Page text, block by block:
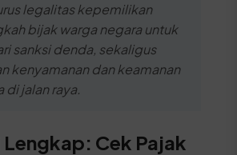
legalitas kepemilikan
bijak warga negara untuk
sanksi denda, sekaligus
kenyamanan dan keamanan
di jalan raya.
Cek Pajak